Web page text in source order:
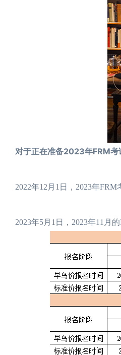
对于正在准备2023年FRM考
2022年12月1日，2023年
2023年5月1日，2023年11月